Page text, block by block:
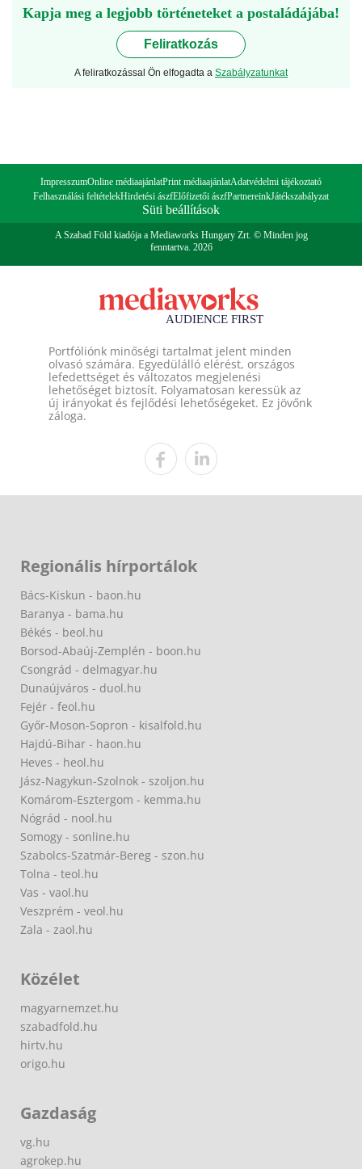
Kapja meg a legjobb történeteket a postaládájába!
Feliratkozás
A feliratkozással Ön elfogadta a Szabályzatunkat
ImpresszumOnline médiaajánlatPrint médiaajánlatAdatvédelmi tájékoztató
Felhasználási feltételekHirdetési ászfElőfizetői ászfPartnereinkJátékszabályzat
Süti beállítások
A Szabad Föld kiadója a Mediaworks Hungary Zrt. © Minden jog
fenntartva. 2026
Portfóliónk minőségi tartalmat jelent minden
olvasó számára. Egyedülálló elérést, országos
lefedettséget és változatos megjelenési
lehetőséget biztosít. Folyamatosan keressük az
új irányokat és fejlődési lehetőségeket. Ez jövőnk
záloga.
Regionális hírportálok
Bács-Kiskun - baon.hu
Baranya - bama.hu
Békés - beol.hu
Borsod-Abaúj-Zemplén - boon.hu
Csongrád - delmagyar.hu
Dunaújváros - duol.hu
Fejér - feol.hu
Győr-Moson-Sopron - kisalfold.hu
Hajdú-Bihar - haon.hu
Heves - heol.hu
Jász-Nagykun-Szolnok - szoljon.hu
Komárom-Esztergom - kemma.hu
Nógrád - nool.hu
Somogy - sonline.hu
Szabolcs-Szatmár-Bereg - szon.hu
Tolna - teol.hu
Vas - vaol.hu
Veszprém - veol.hu
Zala - zaol.hu
Közélet
magyarnemzet.hu
szabadfold.hu
hirtv.hu
origo.hu
Gazdaság
vg.hu
agrokep.hu